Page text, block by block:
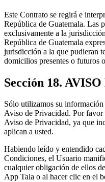
Este Contrato se regirá e
República de Guatemala. Las
exclusivamente a la
República de Guatemala
jurisdicción a la que pudieran
domicilios presentes o futuros
Sección 18.
Sólo utilizamos su
Aviso de Privacidad. Por favor
Aviso de Privacidad, ya que
aplican a usted.
Habiendo leído y entendido
Condiciones, el Usuario
cualquier obligación de ellos
App Tala o al hacer clic en el